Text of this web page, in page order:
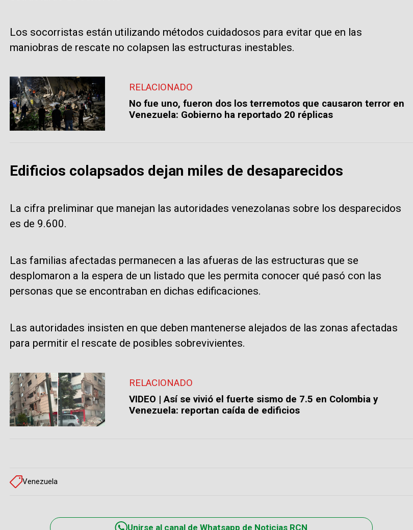
Los socorristas están utilizando métodos cuidadosos para evitar que en las
maniobras de rescate no colapsen las estructuras inestables.
RELACIONADO
No fue uno, fueron dos los terremotos que causaron terror en
Venezuela: Gobierno ha reportado 20 réplicas
Edificios colapsados dejan miles de desaparecidos
La cifra preliminar que manejan las autoridades venezolanas sobre los desparecidos
es de 9.600.
Las familias afectadas permanecen a las afueras de las estructuras que se
desplomaron a la espera de un listado que les permita conocer qué pasó con las
personas que se encontraban en dichas edificaciones.
Las autoridades insisten en que deben mantenerse alejados de las zonas afectadas
para permitir el rescate de posibles sobrevivientes.
RELACIONADO
VIDEO | Así se vivió el fuerte sismo de 7.5 en Colombia y
Venezuela: reportan caída de edificios
Venezuela
Unirse al canal de Whatsapp de Noticias RCN